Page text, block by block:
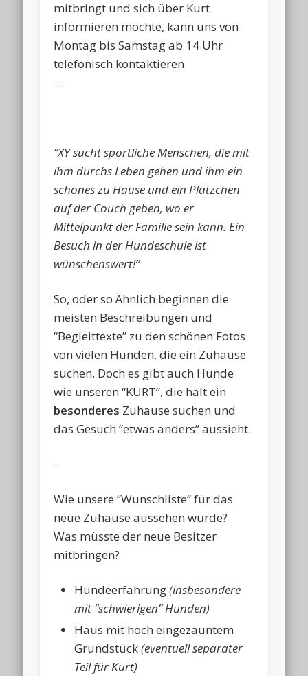
mitbringt und sich über Kurt
informieren möchte, kann uns von
Montag bis Samstag ab 14 Uhr
telefonisch kontaktieren.
“XY sucht sportliche Menschen, die mit
ihm durchs Leben gehen und ihm ein
schönes zu Hause und ein Plätzchen
auf der Couch geben, wo er
Mittelpunkt der Familie sein kann. Ein
Besuch in der Hundeschule ist
wünschenswert!”
So, oder so Ähnlich beginnen die
meisten Beschreibungen und
“Begleittexte” zu den schönen Fotos
von vielen Hunden, die ein Zuhause
suchen. Doch es gibt auch Hunde
wie unseren “KURT”, die halt ein
besonderes Zuhause suchen und
das Gesuch “etwas anders” aussieht.
Wie unsere “Wunschliste” für das
neue Zuhause aussehen würde?
Was müsste der neue Besitzer
mitbringen?
Hundeerfahrung(insbesondere
mit “schwierigen” Hunden)
Haus mit hoch eingezäuntem
Grundstück(eventuell separater
Teil für Kurt)